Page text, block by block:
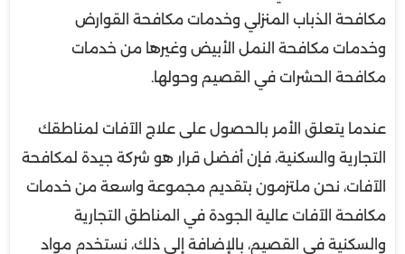
مكافحة الذباب المنزلي وخدمات مكافحة القوارض
وخدمات مكافحة النمل الأبيض وغيرها من خدمات
مكافحة الحشرات في القصيم وحولها.
عندما يتعلق الأمر بالحصول على علاج الآفات لمناطقك
التجارية والسكنية، فإن أفضل قرار هو شركة جيدة لمكافحة
الآفات، نحن ملتزمون بتقديم مجموعة واسعة من خدمات
مكافحة الآفات عالية الجودة في المناطق التجارية
والسكنية في القصيم، بالإضافة إلى ذلك، نستخدم مواد